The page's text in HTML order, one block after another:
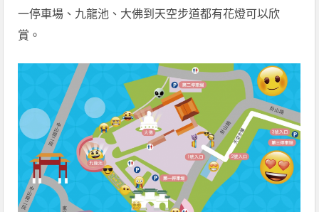
一停車場、九龍池、大佛到天空步道都有花燈可以欣
賞。